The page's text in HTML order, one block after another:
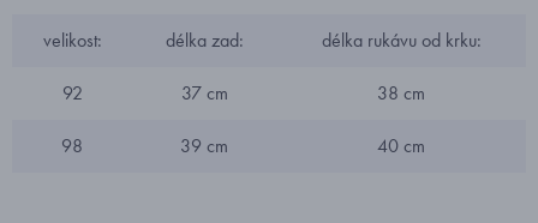
velikost: délka zad: délka rukávu od krku:
92 37 cm 38 cm
98 39 cm 40 cm